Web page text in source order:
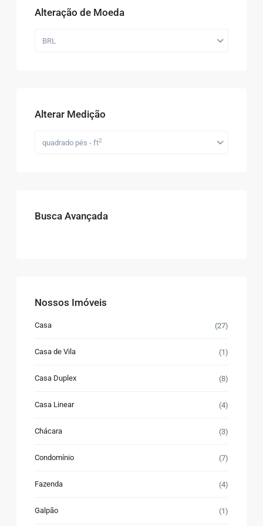
Alteração de Moeda
BRL
Alterar Medição
quadrado pés - ft2
Busca Avançada
Nossos Imóveis
Casa (27)
Casa de Vila (1)
Casa Duplex (8)
Casa Linear (4)
Chácara (3)
Condomínio (7)
Fazenda (4)
Galpão (1)